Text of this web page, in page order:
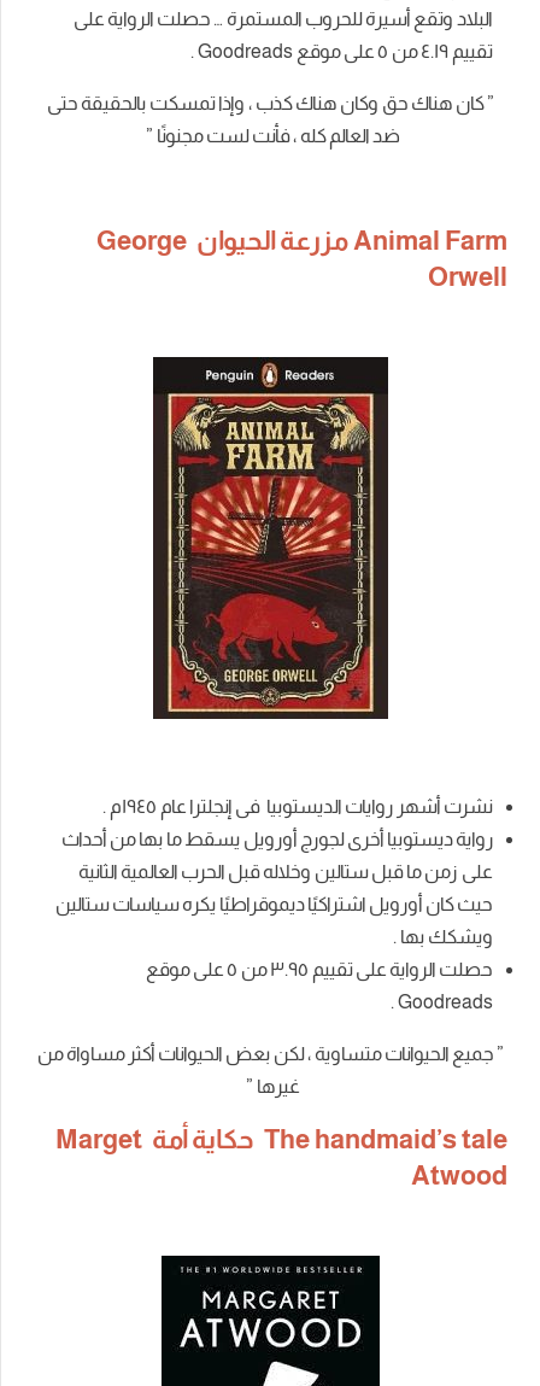
البلاد وتقع أسيرة للحروب المستمرة … حصلت الرواية على
تقييم ٤.١٩
من ٥على موقع Goodreads .
”كان هناك حق وكان هناك كذب ، وإذا تمسكت بالحقيقة حتى
ضد العالم كله ، فأنت لست مجنونًا ”
Animal Farm مزرعة الحيوان George
Orwell
نشرت أشهر روايات الديستوبيا فى إنجلترا عام ١٩٤٥م .
رواية ديستوبيا أخرى لجورج أورويل يسقط ما بها من أحداث
على زمن ما قبل ستالين وخلاله قبل الحرب العالمية الثانية
حيث كان أورويل اشتراكيًا ديموقراطيًا يكره سياسات ستالين
ويشكك بها .
حصلت الرواية على تقييم ٣.٩٥
من ٥على موقع
Goodreads
.
” جميع الحيوانات متساوية ، لكن بعض الحيوانات أكثر مساواة من
غيرها ”
The handmaid’s tale حكاية أمة Marget
Atwood